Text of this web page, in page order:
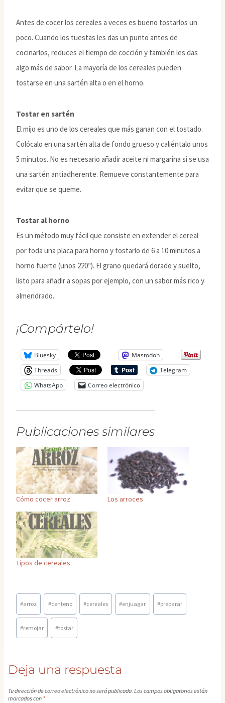
Antes de cocer los cereales a veces es bueno tostarlos un
poco. Cuando los tuestas les das un punto antes de
cocinarlos, reduces el tiempo de cocción y también les das
algo más de sabor. La mayoría de los cereales pueden
tostarse en una sartén alta o en el horno.
Tostar en sartén
El mijo es uno de los cereales que más ganan con el tostado.
Colócalo en una sartén alta de fondo grueso y caliéntalo unos
5 minutos. No es necesario añadir aceite ni margarina si se usa
una sartén antiadherente. Remueve constantemente para
evitar que se queme.
Tostar al horno
Es un método muy fácil que consiste en extender el cereal
por toda una placa para horno y tostarlo de 6 a 10 minutos a
horno fuerte (unos 220º). El grano quedará dorado y suelto,
listo para añadir a sopas por ejemplo, con un sabor más rico y
almendrado.
¡Compártelo!
Bluesky
Mastodon
Threads
Telegram
WhatsApp
Correo electrónico
Publicaciones similares
Cómo cocer arroz Los arroces
Tipos de cereales
Etiquetas
de
la
#arroz #centeno #cereales #enjuagar #preparar
#remojar #tostar
Deja una respuesta
Tu dirección de correo electrónico no será publicada. Los campos obligatorios están
marcados con *